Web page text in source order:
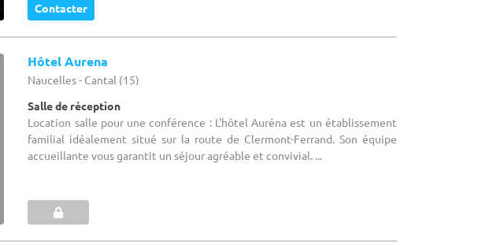
Contacter
Hôtel Aurena
Naucelles - Cantal (15)
Salle de réception
Location salle pour une conférence : L'hôtel Auréna est un établissement
familial idéalement situé sur la route de Clermont-Ferrand. Son équipe
accueillante vous garantit un séjour agréable et convivial. ...